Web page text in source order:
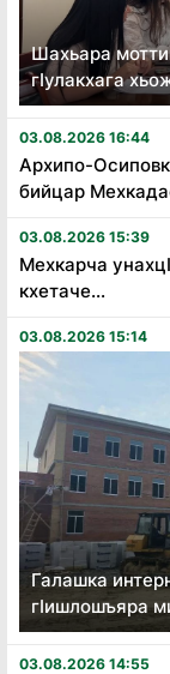
Шахьара
гӏулакхага
03.08.2026 16:44
Архипо-
бийцар
03.08.2026 15:39
Мехкарча
кхетаче...
03.08.2026 15:14
Галашка
гӏишлошъяра
03.08.2026 14:55